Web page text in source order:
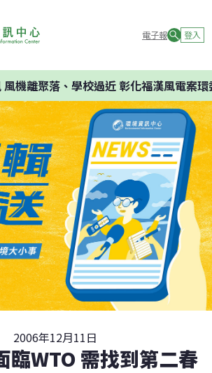
電子報 登入
機離聚落、學校過近 彰化福漢風電案環
2006年12月11日
臨WTO 需找到第二春